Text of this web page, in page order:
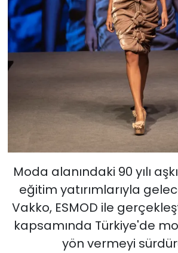
Moda alanındaki 90 yılı
eğitim yatırımlarıyla
Vakko, ESMOD ile
kapsamında Türkiye'de
yön vermeyi